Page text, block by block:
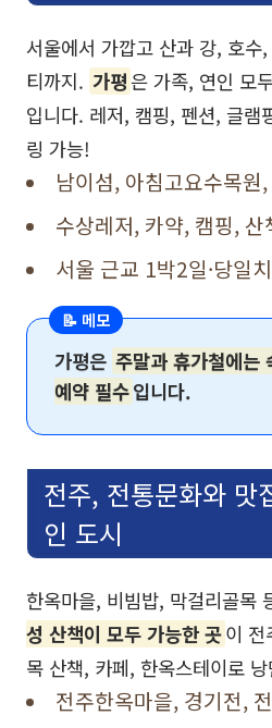
서울에서 가깝고 산과 강, 호수
티까지. 가평은 가족, 연인 모
입니다. 레저, 캠핑, 펜션, 글램
링 가능!
남이섬, 아침고요수목원
수상레저, 카약, 캠핑,
서울 근교 1박2일·당일
📝 메모
가평은 주말과 휴가철에는
예약 필수입니다.
전주, 전통문화와 맛
인 도시
한옥마을, 비빔밥, 막걸리골목
성 산책이 모두 가능한 곳이 전
목 산책, 카페, 한옥스테이로
전주한옥마을, 경기전,